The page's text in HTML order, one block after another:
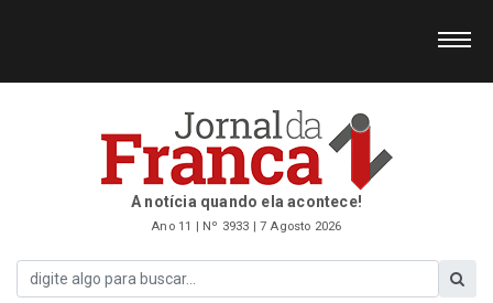
A notícia quando ela acontece!
Ano 11 | Nº 3933 | 7 Agosto 2026